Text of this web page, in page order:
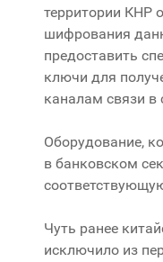
территории КНР
шифрования
предоставить
ключи для
каналам связи в
Оборудование,
в банковском
Чуть ранее
исключило из